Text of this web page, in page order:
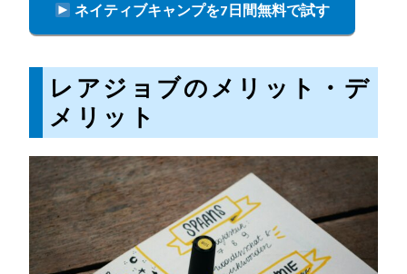
ネイティブキャンプを7日間無料で試す
レアジョブのメリット・デ
メリット